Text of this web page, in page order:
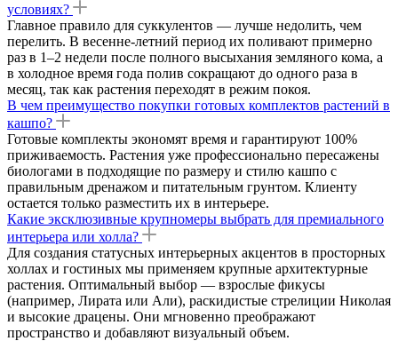
условиях?
Главное правило для суккулентов — лучше недолить, чем
перелить. В весенне-летний период их поливают примерно
раз в 1–2 недели после полного высыхания земляного кома, а
в холодное время года полив сокращают до одного раза в
месяц, так как растения переходят в режим покоя.
В чем преимущество покупки готовых комплектов растений в
кашпо?
Готовые комплекты экономят время и гарантируют 100%
приживаемость. Растения уже профессионально пересажены
биологами в подходящие по размеру и стилю кашпо с
правильным дренажом и питательным грунтом. Клиенту
остается только разместить их в интерьере.
Какие эксклюзивные крупномеры выбрать для премиального
интерьера или холла?
Для создания статусных интерьерных акцентов в просторных
холлах и гостиных мы применяем крупные архитектурные
растения. Оптимальный выбор — взрослые фикусы
(например, Лирата или Али), раскидистые стрелиции Николая
и высокие драцены. Они мгновенно преображают
пространство и добавляют визуальный объем.